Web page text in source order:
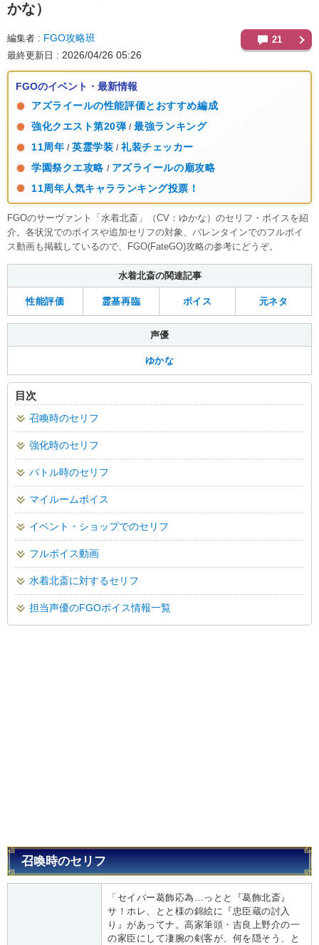
かな）
編集者 FGO攻略班
最終更新日 2026/04/26 05:26
21
FGOのイベント・最新情報
アズライールの性能評価とおすすめ編成
強化クエスト第20弾 / 最強ランキング
11周年 / 英霊学装 / 礼装チェッカー
学園祭クエ攻略 / アズライールの廟攻略
11周年人気キャラランキング投票！
FGOのサーヴァント「水着北斎」（CV：ゆかな）のセリフ・ボイスを紹
介。各状況でのボイスや追加セリフの対象、バレンタインでのフルボイ
ス動画も掲載しているので、FGO(FateGO)攻略の参考にどうぞ。
水着北斎の関連記事
性能評価 霊基再臨 ボイス 元ネタ
声優
ゆかな
目次
召喚時のセリフ
強化時のセリフ
バトル時のセリフ
マイルームボイス
イベント・ショップでのセリフ
フルボイス動画
水着北斎に対するセリフ
担当声優のFGOボイス情報一覧
召喚時のセリフ
「セイバー葛飾応為…っとと『葛飾北斎』
サ！ホレ、とと様の錦絵に『忠臣蔵の討入
り』があってナ。高家筆頭・吉良上野介の一
の家臣にして凄腕の剣客が、何を隠そう、と